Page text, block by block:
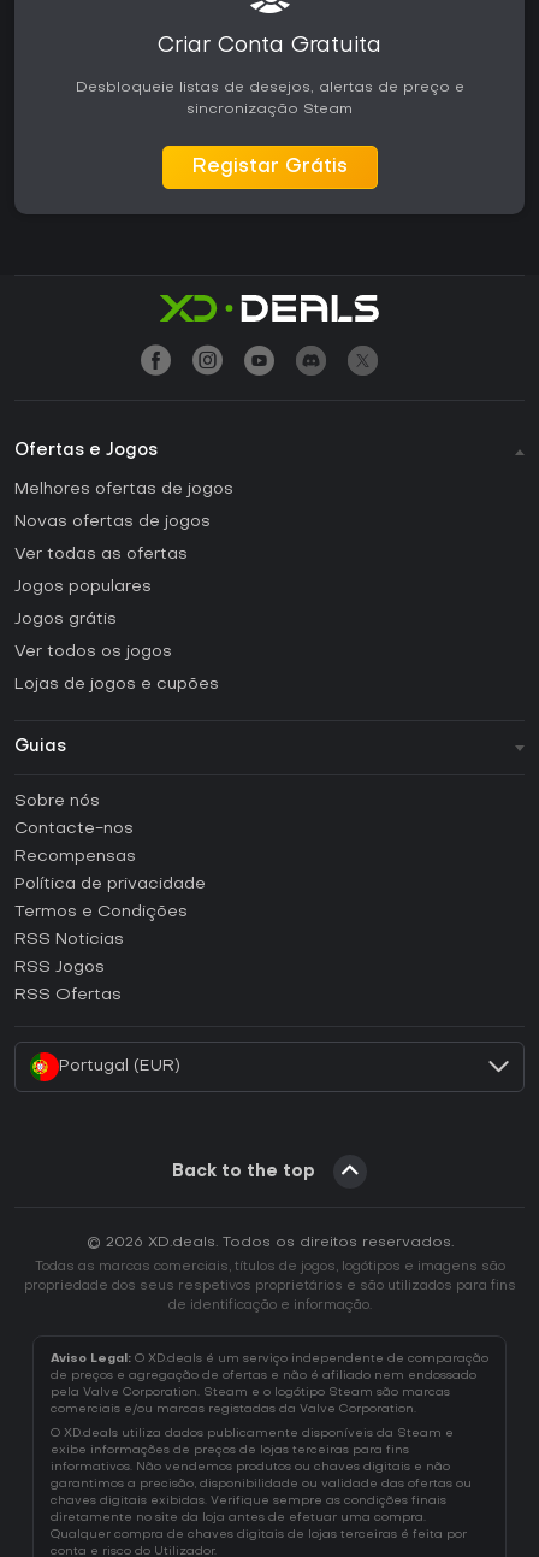
Criar Conta Gratuita
Desbloqueie listas de desejos, alertas de preço e
sincronização Steam
Registar Grátis
Ofertas e Jogos
Melhores ofertas de jogos
Novas ofertas de jogos
Ver todas as ofertas
Jogos populares
Jogos grátis
Ver todos os jogos
Lojas de jogos e cupões
Guias
Como ativar uma CD Key Steam?
Como ativar uma CD Key Epic Games?
Como ativar uma CD Key GOG?
Como ativar uma CD Key Ubisoft Connect?
Sobre nós
Contacte-nos
Recompensas
Política de privacidade
Termos e Condições
RSS Noticias
RSS Jogos
RSS Ofertas
Portugal (EUR)
Back to the top
© 2026 XD.deals. Todos os direitos reservados.
Todas as marcas comerciais, títulos de jogos, logótipos e imagens são
propriedade dos seus respetivos proprietários e são utilizados para fins
de identificação e informação.
Aviso Legal: O XD.deals é um serviço independente de comparação
de preços e agregação de ofertas e não é afiliado nem endossado
pela Valve Corporation. Steam e o logótipo Steam são marcas
comerciais e/ou marcas registadas da Valve Corporation.
O XD.deals utiliza dados publicamente disponíveis da Steam e
exibe informações de preços de lojas terceiras para fins
informativos. Não vendemos produtos ou chaves digitais e não
garantimos a precisão, disponibilidade ou validade das ofertas ou
chaves digitais exibidas. Verifique sempre as condições finais
diretamente no site da loja antes de efetuar uma compra.
Qualquer compra de chaves digitais de lojas terceiras é feita por
conta e risco do Utilizador.